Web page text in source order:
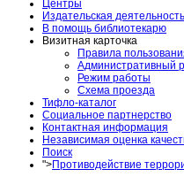
Центры
Издательская деятельность
В помощь библиотекарю
Визитная карточка
Правила
Административный
Режим работы
Схема проезда
Тифло-каталог
Социальное партнерство
Контактная информация
Независимая оценка
Поиск
">Противодействие